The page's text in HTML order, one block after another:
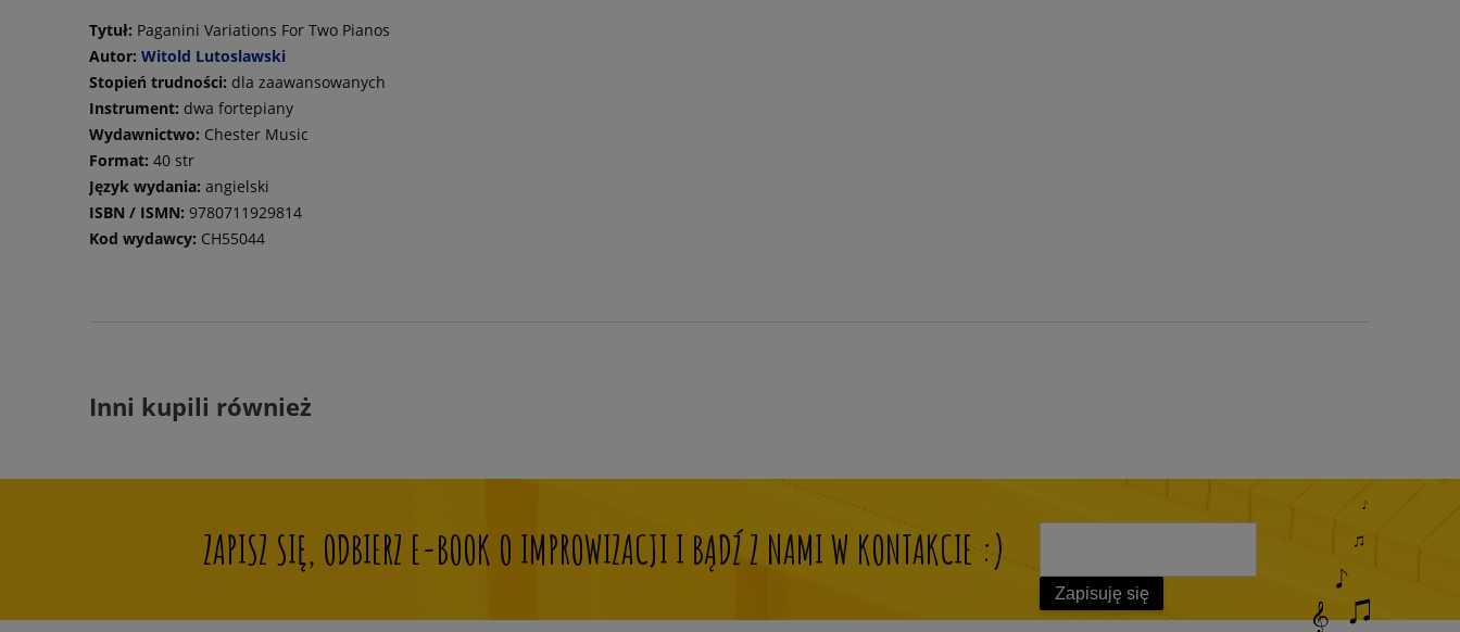
Tytuł: Paganini Variations For Two Pianos
Autor: Witold Lutoslawski
Stopień trudności: dla zaawansowanych
Instrument: dwa fortepiany
Wydawnictwo: Chester Music
Format: 40 str
Język wydania: angielski
ISBN / ISMN: 9780711929814
Kod wydawcy: CH55044
Inni kupili również
ZAPISZ SIĘ, ODBIERZ E-BOOK O IMPROWIZACJI I BĄDŹ Z NAMI W KONTAKCIE :)
Zapisuję się